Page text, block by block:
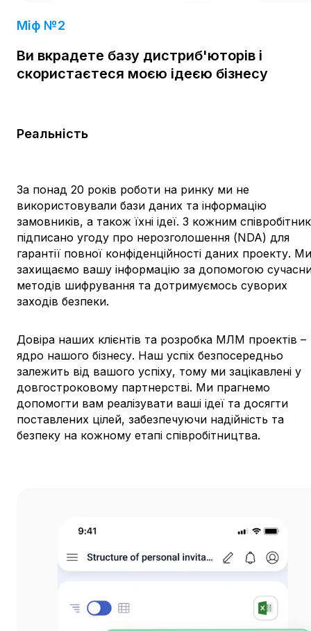
Міф №2
Ви вкрадете базу дистриб'юторів і
скористаєтеся моєю ідеєю бізнесу
Реальність
За понад 20 років роботи на ринку ми не
використовували бази даних та інформацію
замовників, а також їхні ідеї. З кожним
підписано угоду про нерозголошення (NDA) для
гарантії повної конфіденційності даних проекту. Ми
захищаємо вашу інформацію за допомогою
методів шифрування та дотримуємось суворих
заходів безпеки.
Довіра наших клієнтів та розробка МЛМ проектів –
ядро нашого бізнесу. Наш успіх безпосередньо
залежить від вашого успіху, тому ми зацікавлені у
довгостроковому партнерстві. Ми прагнемо
допомогти вам реалізувати ваші ідеї та досягти
поставлених цілей, забезпечуючи надійність та
безпеку на кожному етапі співробітництва.